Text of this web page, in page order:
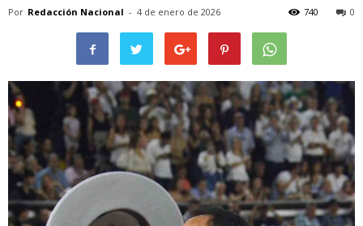
Por Redacción Nacional - 4 de enero de 2026 0
740